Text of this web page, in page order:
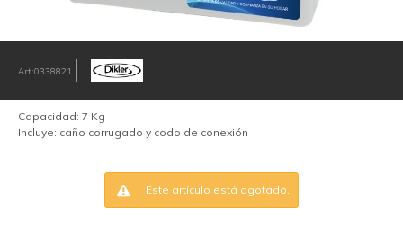
0338821
Capacidad: 7 Kg
Incluye: caño corrugado y codo de conexión
Este artículo está agotado.